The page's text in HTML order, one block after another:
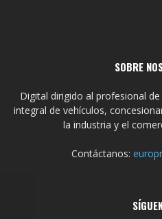
SOBRE
Digital dirigido al profesional
integral de vehículos,
la industria y el
Contáctanos: